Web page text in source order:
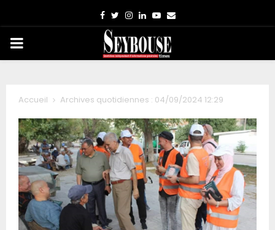
Facebook
TwitterInstagram
LinkedinYoutube
Email
PRIMARY
Accueil Archives quotidiennes : 04/09/2024 12:29